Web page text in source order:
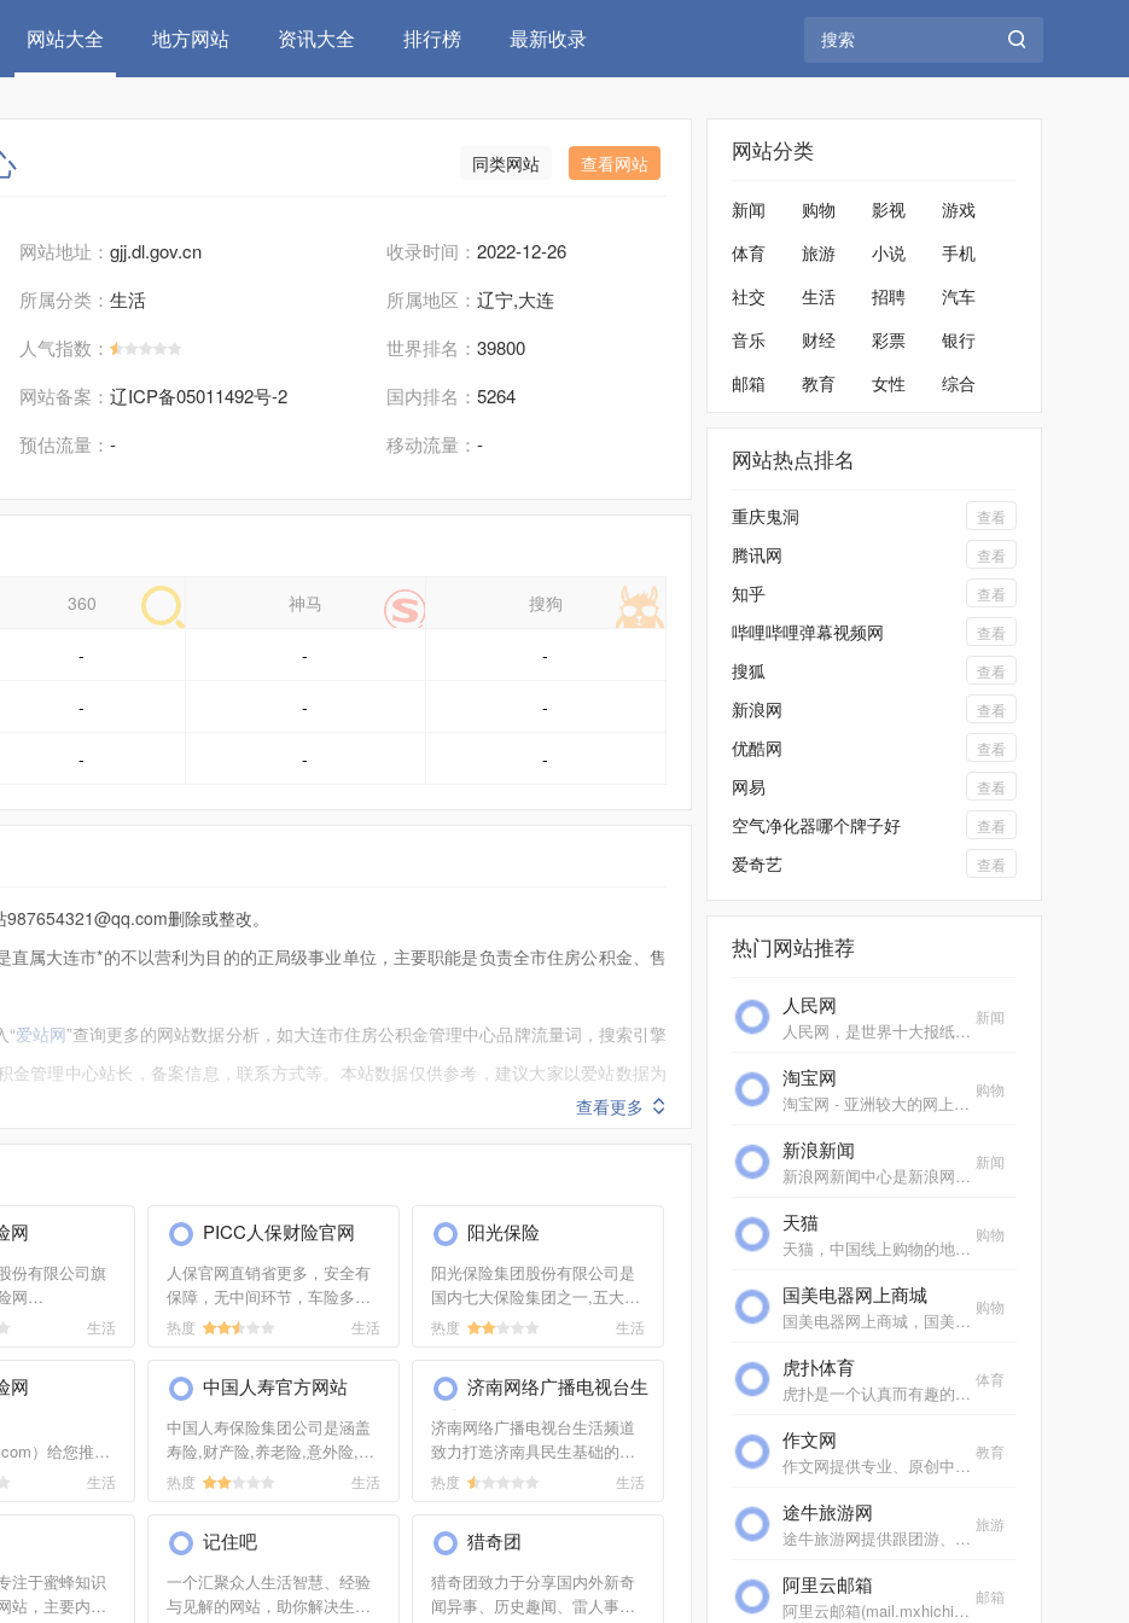
网站大全 地方网站 资讯大全 排行榜 最新收录
同类网站 查看网站
网站地址： gjj.dl.gov.cn 收录时间： 2022-12-26
所属分类： 生活 所属地区： 辽宁,大连
人气指数：
世界排名： 39800
网站备案： 辽ICP备05011492号-2 国内排名： 5264
预估流量： - 移动流量： -
360 神马 搜狗
- - -
- - -
- - -
删除或整改。
属大连市*的不以营利为目的的正局级事业单位，主要职能是负责全市住房公积金、售
“爱站网”查询更多的网站数据分析，如大连市住房公积金管理中心品牌流量词，搜索引擎
金管理中心站长，备案信息，联系方式等。本站数据仅供参考，建议大家以爱站数据为
查看更多
网
份有限公司旗
网
）于2008
型保险电子商
领...
生活
PICC人保财险官网
人保官网直销省更多，安全有
保障，无中间环节，车险多省
15％，其他保险产品更优惠。
保专属特色服务；全国10万个
网点...
热度 生活
阳光保险
阳光保险集团股份有限公司是
国内七大保险集团之一,五大国
有股东实力强大.产品体系涵盖
业务渠道多元,客户服务能力
卓...
热度 生活
网
）给您推荐
人、保险营销
生活
中国人寿官方网站
中国人寿保险集团公司是涵盖
寿险,财产险,养老险,意外险,健
康保险,旅游保险,资产管理,另
热度 生活
济南网络广播电视台生
活频道
济南网络广播电视台生活频道
致力打造济南具民生基础的生
活新闻资讯平台,让您了解济南
热度 生活
注于蜜蜂知识
站，主要内容
记住吧
一个汇聚众人生活智慧、经验
与见解的网站，助你解决生活
猎奇团
猎奇团致力于分享国内外新奇
闻异事、历史趣闻、雷人事件
网站分类
新闻 购物 影视
游戏
体育
旅游 小说
手机
社交
生活 招聘
汽车
音乐
财经 彩票
银行
邮箱
教育 女性 综合
网站热点排名
重庆鬼洞 查看
腾讯网 查看
知乎 查看
哔哩哔哩弹幕视频网 查看
搜狐 查看
新浪网 查看
优酷网 查看
网易 查看
空气净化器哪个牌子好 查看
爱奇艺 查看
热门网站推荐
人民网
人民网，是世界十大报纸之一《人民日报》建设的以新闻为主的大型网上信息发布平台，也是互联网上最大的中文和多语种新闻网站之一。作为国家重点新闻网站，人民网以新闻报道...
新闻
淘宝网
淘宝网 - 亚洲较大的网上交易平台，提供各类服饰、美容、家居、数码、话费/点卡充值… 数亿优质商品，同时提供担保交易(先收货后付款)等安全交易保障服务，并由商家提供退货...
购物
新浪新闻
新浪网新闻中心是新浪网重要的频道之一，24小时滚动报道国内、国际及社会新闻。每日编发新闻数以万计。
新闻
天猫
天猫，中国线上购物的地标网站，亚洲超大的综合性购物平台，拥有10万多品牌商家。每日发布大量国内外商品！正品网购，上天猫！天猫千万大牌正品,品类全，一站购，支付安全，...
购物
国美电器网上商城
国美电器网上商城，国美电器唯一官方网上商城，中国领先的专业家电网购平台。全球品牌电视、洗衣机、电脑、手机、数码、空调、电脑配件、生活电器、网络产品等正品行货，更...
购物
虎扑体育
虎扑是一个认真而有趣的社区，每天有众多jrs在虎扑分享自己对篮球、足球、游戏电竞、运动装备、影视、汽车、数码、情感等一切人和事的见解，热闹、真实、有温度。
体育
作文网
作文网提供专业、原创中小学生作文，包括中考满分作文、高考满分作文、零分作文、优秀作文大全、作文素材、作文辅导、英语作文等，欢迎踊跃投稿。
教育
途牛旅游网
途牛旅游网提供跟团游、自助游、邮轮旅游、自驾游、定制游以及景点门票预订、机票预订、火车票预订服务,还有牛人专线、首付出发旅游等品质高端、价格实惠的旅游路线.全年有...
旅游
阿里云邮箱
阿里云邮箱(mail.mxhichina.com)是专业云端邮箱,安全稳定,全球畅通。支持3g超大附件,垃圾邮件拦截率超过99%,阿里云邮邮件客户端,手机邮箱,支持安卓、ios邮箱收发服务,支持代收163邮箱,邮箱,gmail,hotmail,雅虎邮箱,139邮箱、新浪邮箱等。
邮箱